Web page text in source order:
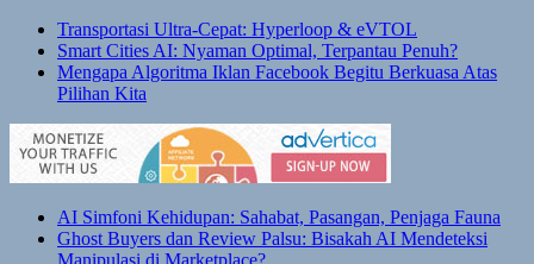
Transportasi Ultra-Cepat: Hyperloop & eVTOL
Smart Cities AI: Nyaman Optimal, Terpantau Penuh?
Mengapa Algoritma Iklan Facebook Begitu Berkuasa Atas
Pilihan Kita
AI Simfoni Kehidupan: Sahabat, Pasangan, Penjaga Fauna
Ghost Buyers dan Review Palsu: Bisakah AI Mendeteksi
Manipulasi di Marketplace?